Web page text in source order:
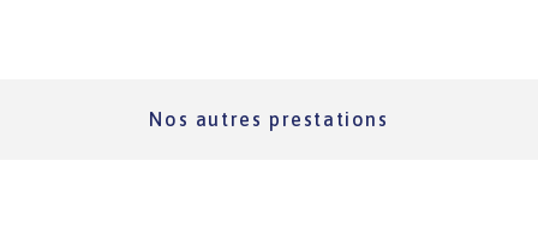
Nos autres prestations